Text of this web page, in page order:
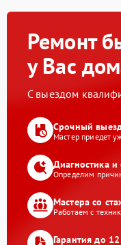
Ремонт
у Вас
С выездом
Срочный
Мастер приедет
Диагностика и
Определим
Мастера со
Работаем с
Гарантия до